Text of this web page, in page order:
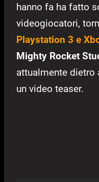
hanno fa ha fatto
videogiocatori,
Playstation 3 e
Mighty Rocket
attualmente dietro
un video teaser.